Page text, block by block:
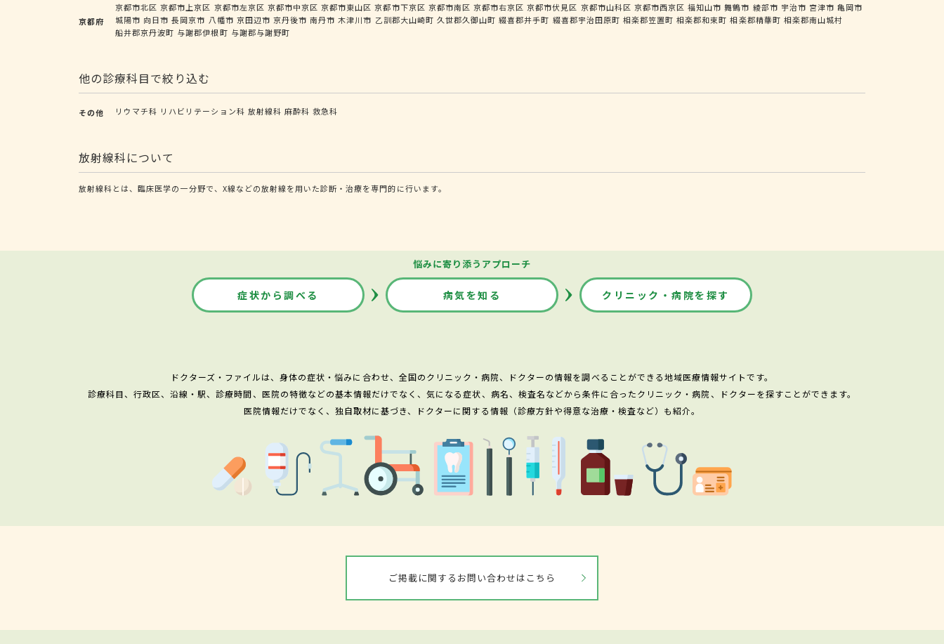
京都府
京都市北区 京都市上京区 京都市左京区 京都市中京区 京都市東山区 京都市下京区 京都市南区 京都市右京区 京都市伏見区 京都市山科区 京都市西京区 福知山市 舞鶴市 綾部市 宇治市 宮津市 亀岡市
城陽市 向日市 長岡京市 八幡市 京田辺市 京丹後市 南丹市 木津川市 乙訓郡大山崎町 久世郡久御山町 綴喜郡井手町 綴喜郡宇治田原町 相楽郡笠置町 相楽郡和束町 相楽郡精華町 相楽郡南山城村
船井郡京丹波町 与謝郡伊根町 与謝郡与謝野町
他の診療科目で絞り込む
その他 リウマチ科 リハビリテーション科 放射線科 麻酔科 救急科
放射線科について
放射線科とは、臨床医学の一分野で、X線などの放射線を用いた診断・治療を専門的に行います。
悩みに寄り添うアプローチ
症状から調べる 病気を知る クリニック・病院を探す
ドクターズ・ファイルは、身体の症状・悩みに合わせ、全国のクリニック・病院、ドクターの情報を調べることができる地域医療情報サイトです。
診療科目、行政区、沿線・駅、診療時間、医院の特徴などの基本情報だけでなく、気になる症状、病名、検査名などから条件に合ったクリニック・病院、ドクターを探すことができます。
医院情報だけでなく、独自取材に基づき、ドクターに関する情報（診療方針や得意な治療・検査など）も紹介。
ご掲載に関するお問い合わせはこちら